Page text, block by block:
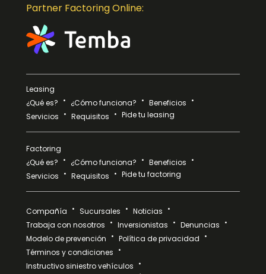
Partner Factoring Online:
Leasing
¿Qué es?
¿Cómo funciona?
Beneficios
Servicios
Requisitos Pide tu leasing
Factoring
¿Qué es?
¿Cómo funciona?
Beneficios
Servicios
Requisitos Pide tu factoring
Compañía Sucursales
Noticias
Trabaja con nosotros
Inversionistas
Denuncias
Modelo de prevención
Política de privacidad
Términos y condiciones
Instructivo siniestro vehículos